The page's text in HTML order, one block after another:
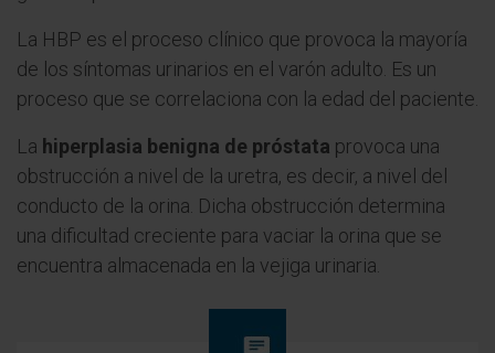
La HBP es el proceso clínico que provoca la mayoría
de los síntomas urinarios en el varón adulto. Es un
proceso que se correlaciona con la edad del paciente.
La hiperplasia benigna de próstata provoca una
obstrucción a nivel de la uretra, es decir, a nivel del
conducto de la orina. Dicha obstrucción determina
una dificultad creciente para vaciar la orina que se
encuentra almacenada en la vejiga urinaria.